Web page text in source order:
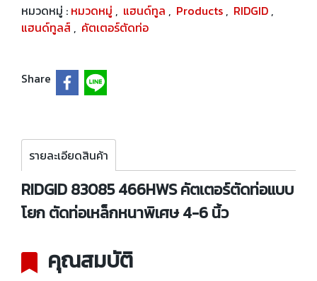
หมวดหมู่ : หมวดหมู่ , แฮนด์ทูล , Products , RIDGID ,
แฮนด์ทูลส์ , คัตเตอร์ตัดท่อ
Share
รายละเอียดสินค้า
RIDGID 83085 466HWS คัตเตอร์ตัดท่อแบบ
โยก ตัดท่อเหล็กหนาพิเศษ 4-6 นิ้ว
คุณสมบัติ